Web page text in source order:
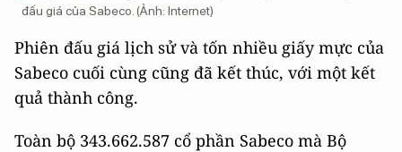
đấu giá của Sabeco. (Ảnh: Internet)
Phiên đấu giá lịch sử và tốn nhiều giấy mực của
Sabeco cuối cùng cũng đã kết thúc, với một kết
quả thành công.
Toàn bộ 343.662.587 cổ phần Sabeco mà Bộ